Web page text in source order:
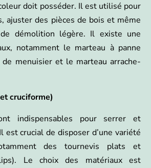
doit posséder. Il est utilisé pour
ajuster des pièces de bois et même
démolition légère. Il existe une
notamment le marteau à panne
menuisier et le marteau arrache-
cruciforme)
indispensables pour serrer et
est crucial de disposer d’une variété
des tournevis plats et
Le choix des matériaux est